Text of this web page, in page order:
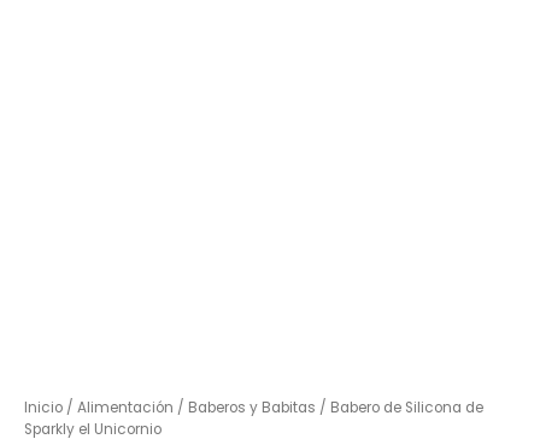
Inicio/ Alimentación / Baberos y Babitas / Babero de Silicona de
Sparkly el Unicornio